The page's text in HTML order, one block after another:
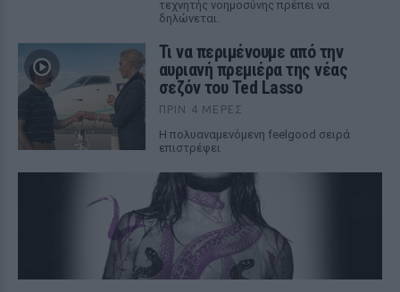
τεχνητής νοημοσύνης πρέπει να
δηλώνεται.
Τι να περιμένουμε από την
αυριανή πρεμιέρα της νέας
σεζόν του Ted Lasso
ΠΡΙΝ 4 ΜΈΡΕΣ
Η πολυαναμενόμενη feelgood σειρά
επιστρέφει